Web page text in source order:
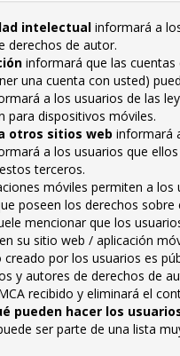
intelectual informará a
derechos de autor.
informará que las
una cuenta con usted)
a los usuarios de las
para dispositivos móviles.
otros sitios web informará
a los usuarios que
terceros.
móviles permiten a
poseen los derechos sobre
mencionar que los
su sitio web / aplicación
por los usuarios es
y autores de derechos de
recibido y eliminará el
pueden hacer los
ser parte de una lista